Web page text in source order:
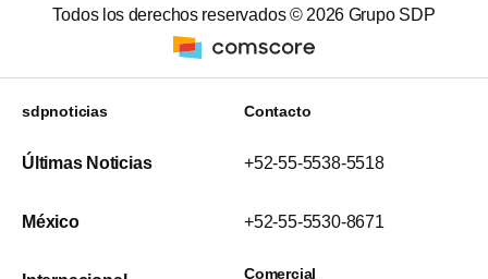
Todos los derechos reservados © 2026 Grupo SDP
sdpnoticias
Últimas Noticias
México
Contacto
+52-55-5538-5518
+52-55-5530-8671
Comercial